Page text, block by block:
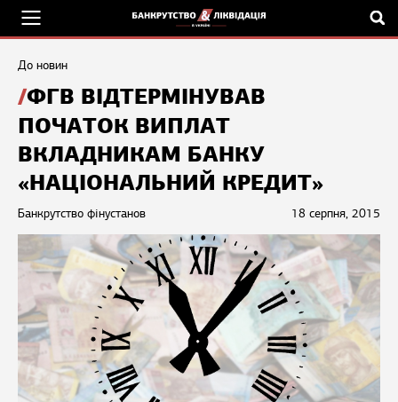
До новин
ФГВ ВІДТЕРМІНУВАВ
ПОЧАТОК ВИПЛАТ
ВКЛАДНИКАМ БАНКУ
«НАЦІОНАЛЬНИЙ КРЕДИТ»
18 серпня, 2015
Банкрутство фінустанов